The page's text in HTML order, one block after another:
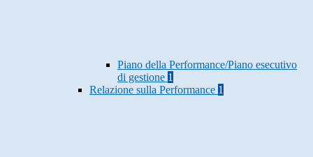
Piano della Performance/Piano esecutivo
di gestione 1
Relazione sulla Performance 1